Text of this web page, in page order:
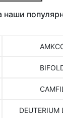
наши
DEUTERIUM